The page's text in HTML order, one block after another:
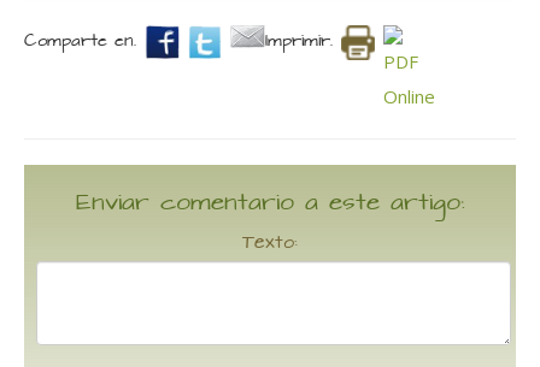
Comparte en. Imprimir.
Enviar comentario a este artigo:
Texto: